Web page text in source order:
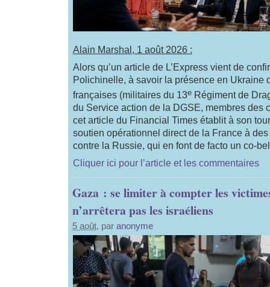
Alain Marshal, 1 août 2026 :
Alors qu’un article de L’Express vient de
Polichinelle, à savoir la présence en Ukraine
françaises (militaires du 13eRégiment de
du Service action de la DGSE, membres des
cet article du Financial Times établit à son
soutien opérationnel direct de la France à
contre la Russie, qui en font de facto un co-
Cliquer ici pour l’article et les commentaires
Gaza : se limiter à compter les
n’arrêtera pas les israéliens
5 août, par anonyme